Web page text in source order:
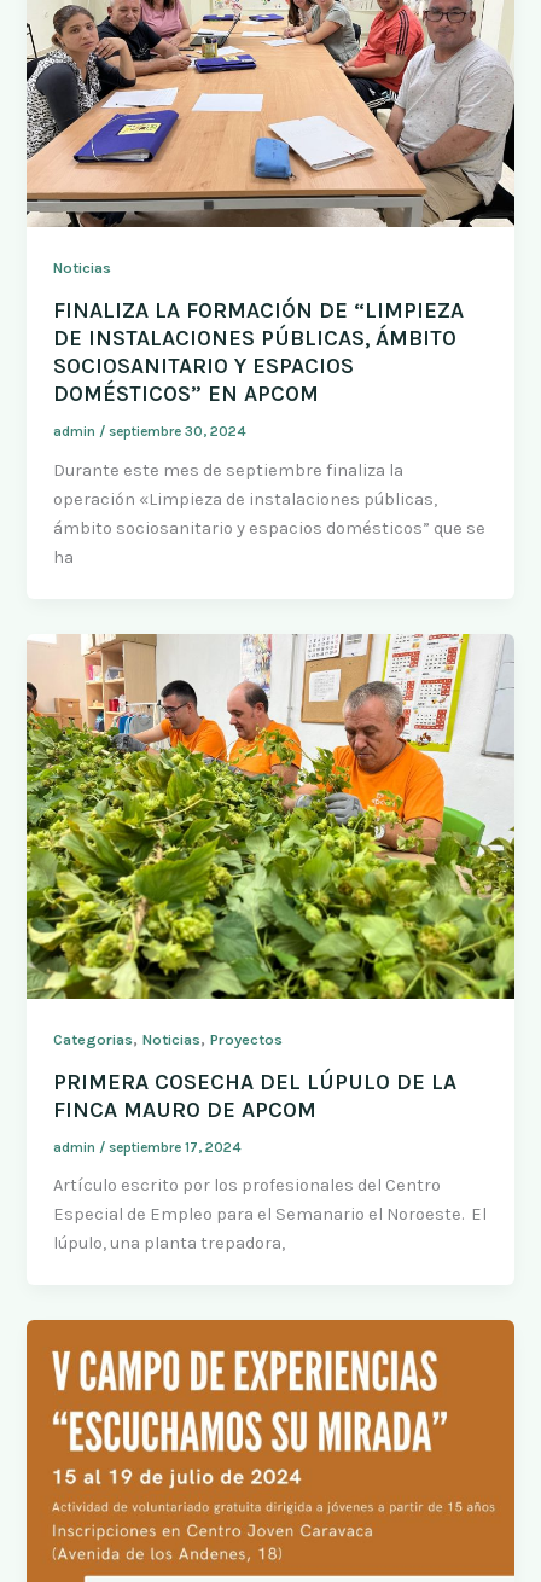
Noticias
FINALIZA LA FORMACIÓN DE “LIMPIEZA
DE INSTALACIONES PÚBLICAS, ÁMBITO
SOCIOSANITARIO Y ESPACIOS
DOMÉSTICOS” EN APCOM
admin /septiembre 30, 2024
Durante este mes de septiembre finaliza la
operación «Limpieza de instalaciones públicas,
ámbito sociosanitario y espacios domésticos” que se
ha
Categorias,Noticias,Proyectos
PRIMERA COSECHA DEL LÚPULO DE LA
FINCA MAURO DE APCOM
admin /septiembre 17, 2024
Artículo escrito por los profesionales del Centro
Especial de Empleo para el Semanario el Noroeste. El
lúpulo, una planta trepadora,